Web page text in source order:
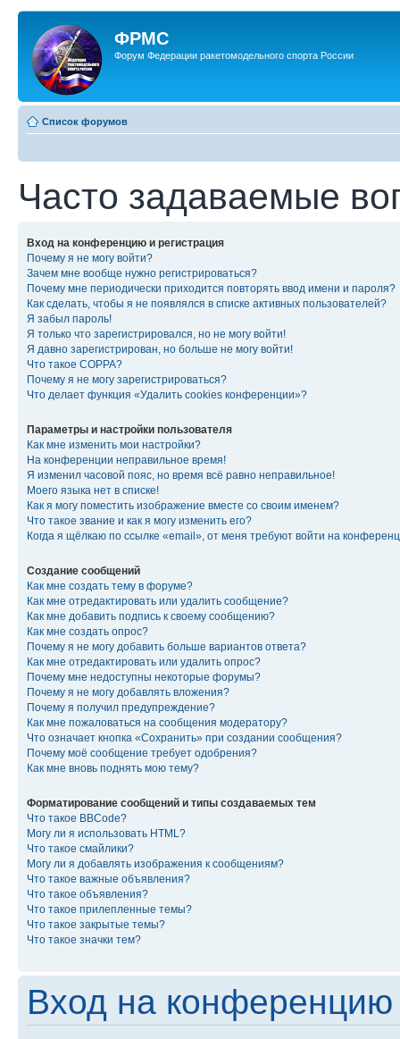
ФРМС
Форум Федерации ракетомодельного спорта России
Список форумов
Часто задаваемые
Вход на конференцию и регистрация
Почему я не могу войти?
Зачем мне вообще нужно регистрироваться?
Почему мне периодически приходится повторять ввод имени и пароля?
Как сделать, чтобы я не появлялся в списке активных пользователей?
Я забыл пароль!
Я только что зарегистрировался, но не могу войти!
Я давно зарегистрирован, но больше не могу войти!
Что такое COPPA?
Почему я не могу зарегистрироваться?
Что делает функция «Удалить cookies конференции»?
Параметры и настройки пользователя
Как мне изменить мои настройки?
На конференции неправильное время!
Я изменил часовой пояс, но время всё равно неправильное!
Моего языка нет в списке!
Как я могу поместить изображение вместе со своим именем?
Что такое звание и как я могу изменить его?
Когда я щёлкаю по ссылке «email», от меня требуют войти на
Создание сообщений
Как мне создать тему в форуме?
Как мне отредактировать или удалить сообщение?
Как мне добавить подпись к своему сообщению?
Как мне создать опрос?
Почему я не могу добавить больше вариантов ответа?
Как мне отредактировать или удалить опрос?
Почему мне недоступны некоторые форумы?
Почему я не могу добавлять вложения?
Почему я получил предупреждение?
Как мне пожаловаться на сообщения модератору?
Что означает кнопка «Сохранить» при создании сообщения?
Почему моё сообщение требует одобрения?
Как мне вновь поднять мою тему?
Форматирование сообщений и типы создаваемых тем
Что такое BBCode?
Могу ли я использовать HTML?
Что такое смайлики?
Могу ли я добавлять изображения к сообщениям?
Что такое важные объявления?
Что такое объявления?
Что такое прилепленные темы?
Что такое закрытые темы?
Что такое значки тем?
Вход на конференцию